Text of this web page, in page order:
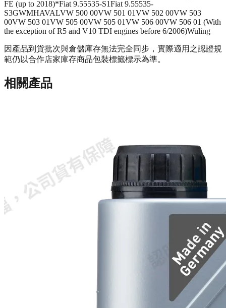
FE (up to 2018)*Fiat 9.55535-S1Fiat 9.55535-
S3GWMHAVALVW 500 00VW 501 01VW 502 00VW 503
00VW 503 01VW 505 00VW 505 01VW 506 00VW 506 01 (With
the exception of R5 and V10 TDI engines before 6/2006)Wuling
因產品到貨批次與倉儲庫存無法完全同步，實際適用之認證規
範仍以合作店家庫存商品包裝標籤標示為準。
相關產品